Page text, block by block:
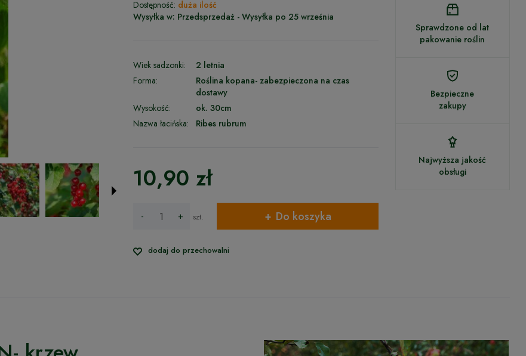
Dostępność: duża ilość
Wysyłka w: Przedsprzedaż - Wysyłka po 25 września
Wiek sadzonki:
2 letnia
Forma:
Roślina kopana- zabezpieczona na czas
dostawy
Wysokość:
ok. 30cm
Nazwa łacińska:
Ribes rubrum
10,90 zł
- + szt. Do koszyka
dodaj do przechowalni
Sprawdzone od lat
pakowanie roślin
Bezpieczne
zakupy
Najwyższa jakość
obsługi